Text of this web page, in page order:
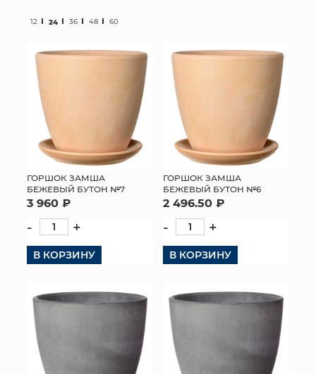
СУНДУКИ
ИСКУССТВЕННЫЕ ЦВЕТЫ
ПАКЕТЫ И СУМКИ
ТОРГОВЫЙ ЦЕНТР
ОПТОВЫМ КЛИЕНТАМ
ДОСТАВКА И ОПЛАТА
КОНТАКТЫ
12 24 36 48 60
ГОРШОК ЗАМША
БЕЖЕВЫЙ БУТОН №7
3 960 ₽
- +
В КОРЗИНУ
ГОРШОК ЗАМША
БЕЖЕВЫЙ БУТОН №6
2 496.50 ₽
- +
В КОРЗИНУ